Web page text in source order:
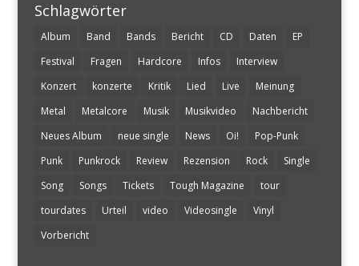
Schlagwörter
Album Band Bands Bericht CD Daten
EP
Festival
Fragen Hardcore Infos
Interview
Konzert
konzerte Kritik Lied Live
Meinung
Metal
Metalcore Musik Musikvideo
Nachbericht
Neues Album
neue single News Oi!
Pop-Punk
Punk
Punkrock Review Rezension Rock
Single
Song
Songs Tickets Tough Magazine
tour
tourdates
Urteil video Videosingle
Vinyl
Vorbericht